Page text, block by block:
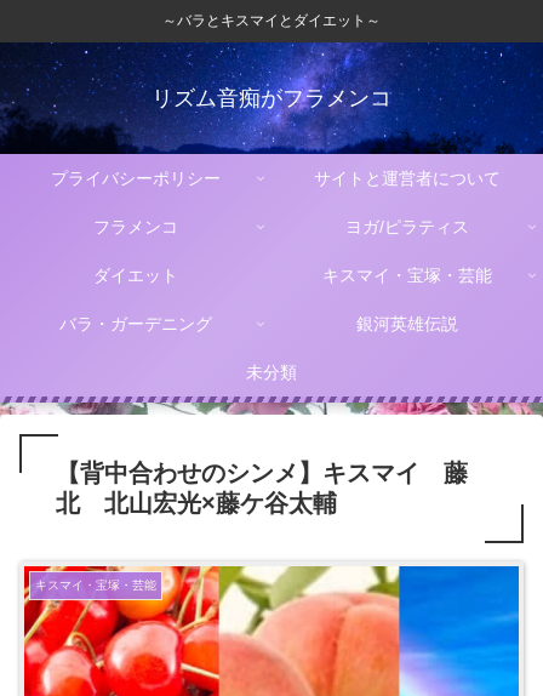
～バラとキスマイとダイエット～
リズム音痴がフラメンコ
プライバシーポリシー サイトと運営者について
フラメンコ ヨガ/ピラティス
ダイエット キスマイ・宝塚・芸能
バラ・ガーデニング 銀河英雄伝説
未分類
【背中合わせのシンメ】キスマイ 藤
北 北山宏光×藤ケ谷太輔
キスマイ・宝塚・芸能